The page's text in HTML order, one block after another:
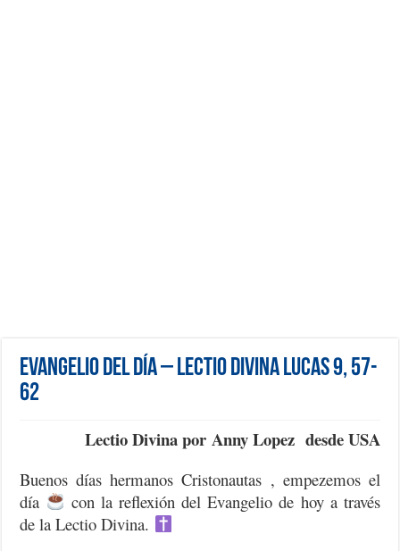
Evangelio del día – Lectio Divina Lucas 9, 57-
62
Lectio Divina por Anny Lopez desde USA
Buenos días hermanos Cristonautas , empezemos el
día
con la reflexión del Evangelio de hoy a través
de la Lectio Divina.